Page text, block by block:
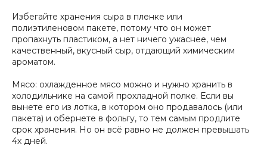
Избегайте хранения сыра в пленке или
полиэтиленовом пакете, потому что он может
пропахнуть пластиком, а нет ничего ужаснее, чем
качественный, вкусный сыр, отдающий химическим
ароматом.
Мясо: охлажденное мясо можно и нужно хранить в
холодильнике на самой прохладной полке. Если вы
вынете его из лотка, в котором оно продавалось (или
пакета) и обернете в фольгу, то тем самым продлите
срок хранения. Но он всё равно не должен превышать
4х дней.